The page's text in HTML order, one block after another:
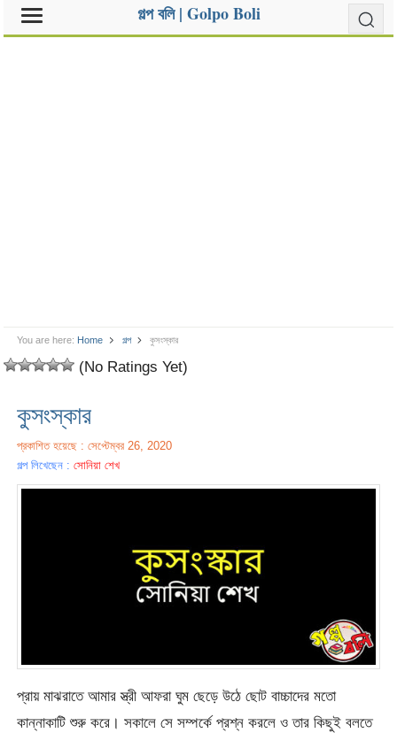
গল্প বলি | Golpo Boli
You are here: Home গল্প কুসংস্কার
(No Ratings Yet)
কুসংস্কার
প্রকাশিত হয়েছে : সেপ্টেম্বর 26, 2020
গল্প লিখেছেন :সোনিয়া শেখ
প্রায় মাঝরাতে আমার স্ত্রী আফরা ঘুম ছেড়ে উঠে ছোট বাচ্চাদের মতো
কান্নাকাটি শুরু করে। সকালে সে সম্পর্কে প্রশ্ন করলে ও তার কিছুই বলতে